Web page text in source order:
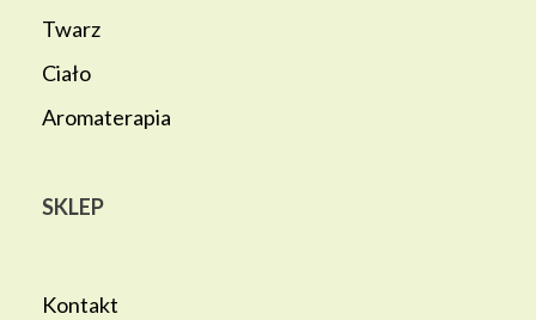
Twarz
Ciało
Aromaterapia
SKLEP
Kontakt